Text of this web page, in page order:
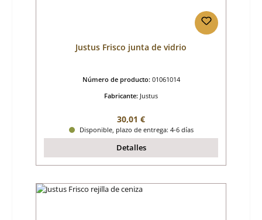
Justus Frisco junta de vidrio
Número de producto: 01061014
Fabricante: Justus
Precio normal:
30,01 €
Disponible, plazo de entrega: 4-6 días
Detalles